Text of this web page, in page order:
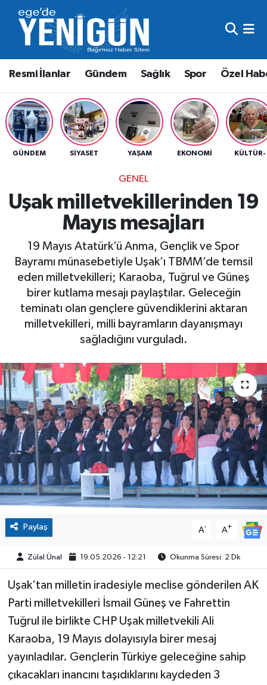
Resmi İlanlar Gündem Sağlık Spor Özel
GÜNDEM SIYASET YAŞAM EKONOMI KÜLTÜR-
GENEL
Uşak milletvekillerinden 19
Mayıs mesajları
19 Mayıs Atatürk’ü Anma, Gençlik ve Spor
Bayramı münasebetiyle Uşak’ı TBMM’de temsil
eden milletvekilleri; Karaoba, Tuğrul ve Güneş
birer kutlama mesajı paylaştılar. Geleceğin
teminatı olan gençlere güvendiklerini aktaran
milletvekilleri, milli bayramların dayanışmayı
sağladığını vurguladı.
Paylaş A- A+
Zülal Ünal 19.05.2026 - 12:21 Okunma Süresi: 2 Dk
Uşak’tan milletin iradesiyle meclise gönderilen AK
Parti milletvekilleri İsmail Güneş ve Fahrettin
Tuğrul ile birlikte CHP Uşak milletvekili Ali
Karaoba, 19 Mayıs dolayısıyla birer mesaj
yayınladılar. Gençlerin Türkiye geleceğine sahip
çıkacakları inancını taşıdıklarını kaydeden 3
Resmi İlanlar
Gündem
Sağlık
Spor
Beyoğlu Nöbetçi Eczaneler
Beyoğlu Hava Durumu
Beyoğlu Trafik Yoğunluk Haritası
Süper Lig Puan Durumu ve Fikstür
Son Dakika Haberleri
Haber Arşivi